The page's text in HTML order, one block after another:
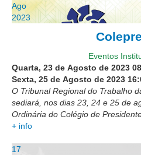
Jurisprudência
Falcão - Busca por Jurisprudência
Pangea - precedentes
Súmulas
Precedentes e Ações
Ago
2023
Eventos
Quarta, 23 de Agosto de 2023
Sexta, 25 de Agosto de 2023
O Tribunal Regional do Trabalho
sediará, nos dias 23, 24 e 25 de
Ordinária do Colégio de
+ info
17